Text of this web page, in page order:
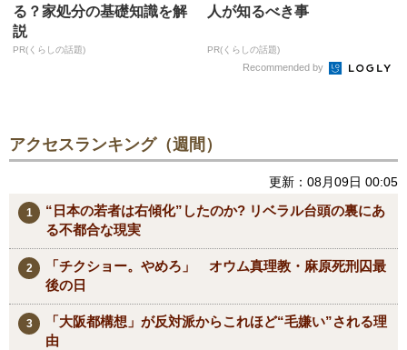
る？家処分の基礎知識を解
説
PR(くらしの話題)
人が知るべき事
PR(くらしの話題)
Recommended by
アクセスランキング（週間）
更新：08月09日 00:05
“日本の若者は右傾化”したのか? リベラル台頭の裏にあ
る不都合な現実
「チクショー。やめろ」 オウム真理教・麻原死刑囚最
後の日
「大阪都構想」が反対派からこれほど“毛嫌い”される理
由